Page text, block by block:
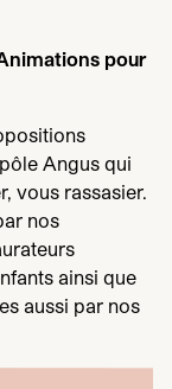
pour
Angus qui
vous rassasier.
nos
ainsi que
aussi par nos